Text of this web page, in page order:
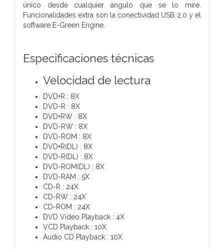
único desde cualquier ángulo que se lo mire.
Funcionalidades extra son la conectividad USB 2.0 y el
software E-Green Engine.
Especificaciones técnicas
Velocidad de lectura
DVD+R : 8X
DVD-R : 8X
DVD+RW : 8X
DVD-RW : 8X
DVD-ROM : 8X
DVD+R(DL) : 8X
DVD-R(DL) : 8X
DVD-ROM(DL) : 8X
DVD-RAM : 5X
CD-R : 24X
CD-RW : 24X
CD-ROM : 24X
DVD Video Playback : 4X
VCD Playback : 10X
Audio CD Playback : 10X